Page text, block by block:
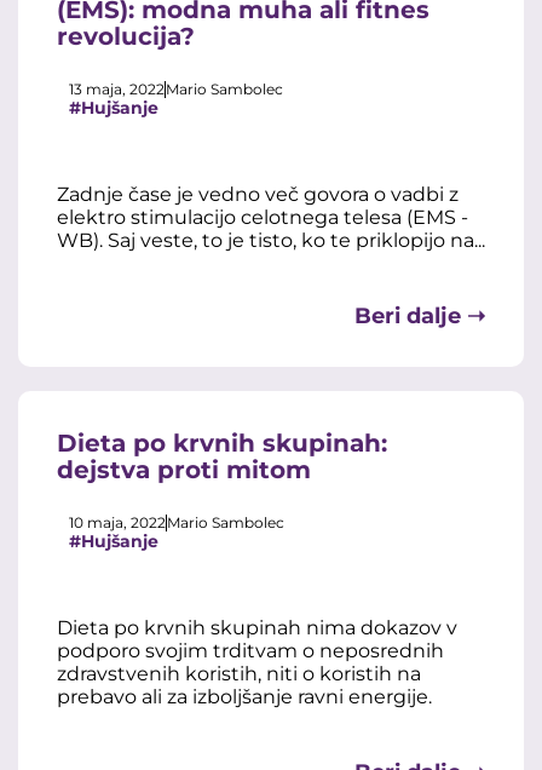
(EMS): modna muha ali fitnes
revolucija?
13 maja, 2022Mario Sambolec
#Hujšanje
Zadnje čase je vedno več govora o vadbi z
elektro stimulacijo celotnega telesa (EMS -
WB). Saj veste, to je tisto, ko te priklopijo na...
Beri dalje ➝
Dieta po krvnih skupinah:
dejstva proti mitom
10 maja, 2022Mario Sambolec
#Hujšanje
Dieta po krvnih skupinah nima dokazov v
podporo svojim trditvam o neposrednih
zdravstvenih koristih, niti o koristih na
prebavo ali za izboljšanje ravni energije.